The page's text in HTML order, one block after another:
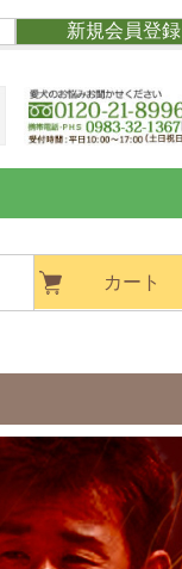
新規会員登録
カート